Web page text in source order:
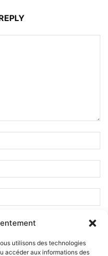
utilisons des technologies
accéder aux informations des